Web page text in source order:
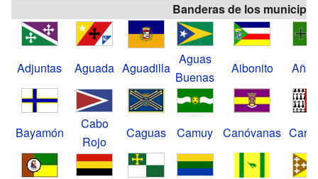
Banderas de los
Adjuntas Aguada Aguadilla
Aguas
Buenas
Aibonito
Bayamón
Cabo
Rojo
Caguas Camuy Canóvanas